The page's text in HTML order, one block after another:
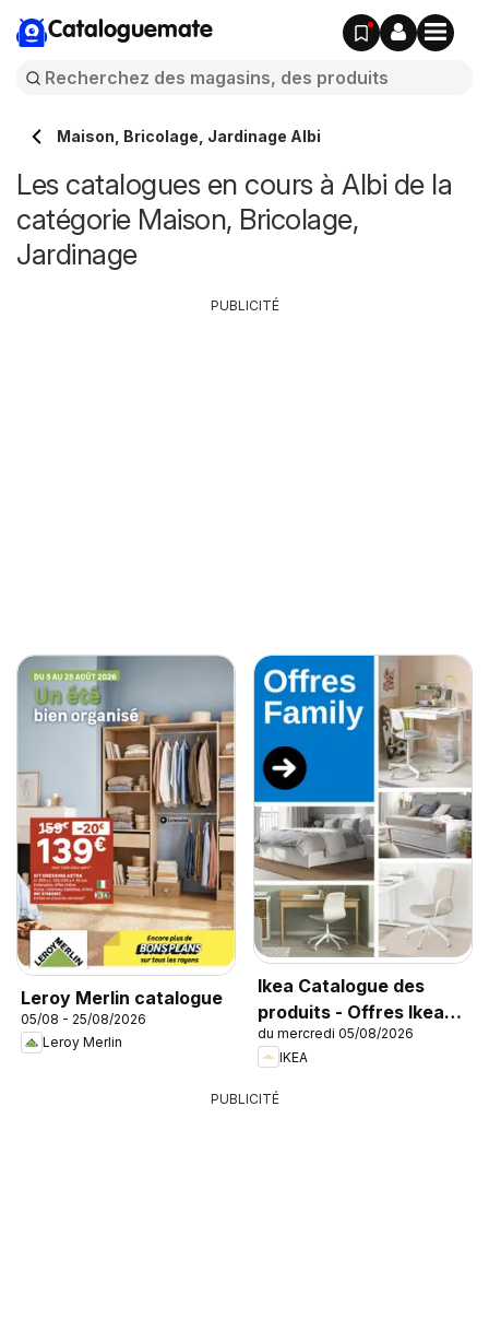
Cataloguemate
Maison, Bricolage, Jardinage Albi
Les catalogues en cours à Albi de la
catégorie Maison, Bricolage,
Jardinage
Leroy Merlin catalogue
05/08 - 25/08/2026
Leroy Merlin
Ikea Catalogue des
produits - Offres Ikea
Family
du mercredi 05/08/2026
IKEA
PUBLICITÉ
PUBLICITÉ